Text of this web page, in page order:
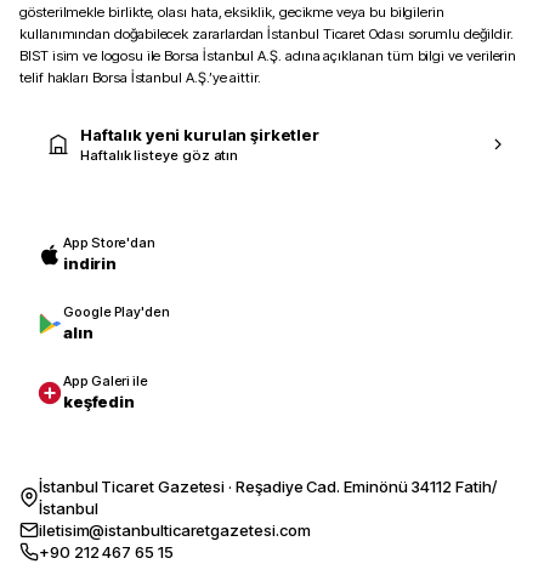
gösterilmekle birlikte, olası hata, eksiklik, gecikme veya bu bilgilerin
kullanımından doğabilecek zararlardan İstanbul Ticaret Odası sorumlu değildir.
BIST isim ve logosu ile Borsa İstanbul A.Ş. adına açıklanan tüm bilgi ve verilerin
telif hakları Borsa İstanbul A.Ş.’ye aittir.
Haftalık yeni kurulan şirketler
Haftalık listeye göz atın
App Store'dan
indirin
Google Play'den
alın
App Galeri ile
keşfedin
İstanbul Ticaret Gazetesi · Reşadiye Cad. Eminönü 34112 Fatih/
İstanbul
iletisim@istanbulticaretgazetesi.com
+90 212 467 65 15